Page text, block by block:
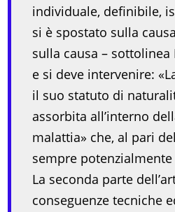
individuale, definibile,
si è spostato sulla
sulla causa –
e si deve intervenire:
il suo statuto di
assorbita all’interno
malattia» che, al pari
sempre
La seconda parte
conseguenze tecniche